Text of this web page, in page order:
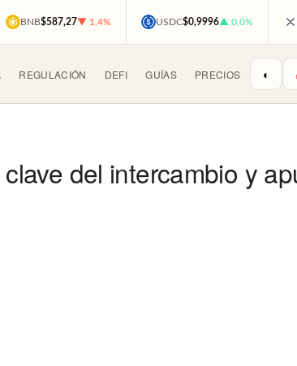
BNB$587,27▼ 1,4% USDC$0,9996▲ 0,0%
REGULACIÓN DEFI GUÍAS PRECIOS ◐
del intercambio y